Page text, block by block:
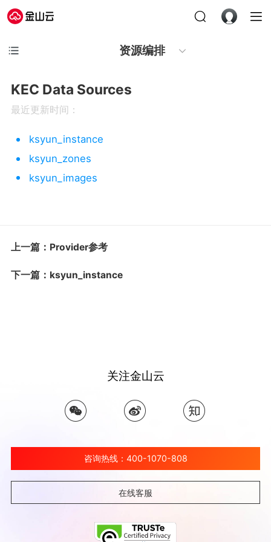
资源编排
KEC Data Sources
最近更新时间：
ksyun_instance
ksyun_zones
ksyun_images
上一篇：Provider参考
下一篇：ksyun_instance
关注金山云
咨询热线：400-1070-808
在线客服